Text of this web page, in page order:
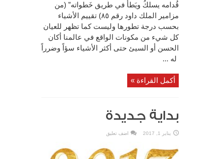
قُدامه يسلكُ ويَطأُ في طريق خَطواته” (من
مزامير الملك داود رقم ٨٥) تقييم الأشياء
بحسب درجة تطورها وليست كما تظهر للعيان
كل شيء من مكونات الواقع في عالمنا أكان
الحسن أو السيئ حتى أكثر الأشياء سؤاً وضرراً
له ...
أكمل القراءة »
بداية جديدة
يناير 1, 2017 اضف تعليق